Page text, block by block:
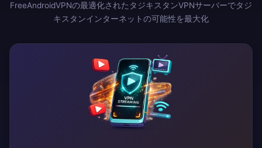
FreeAndroidVPNの最適化されたタジキスタンVPNサーバーでタジ
キスタンインターネットの可能性を最大化